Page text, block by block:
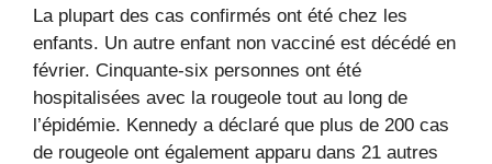
La plupart des cas confirmés ont été chez les
enfants. Un autre enfant non vacciné est décédé en
février. Cinquante-six personnes ont été
hospitalisées avec la rougeole tout au long de
l’épidémie. Kennedy a déclaré que plus de 200 cas
de rougeole ont également apparu dans 21 autres